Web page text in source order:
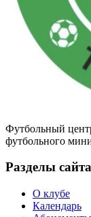
Футбольный
футбольного
Разделы сайта
О клубе
Календарь